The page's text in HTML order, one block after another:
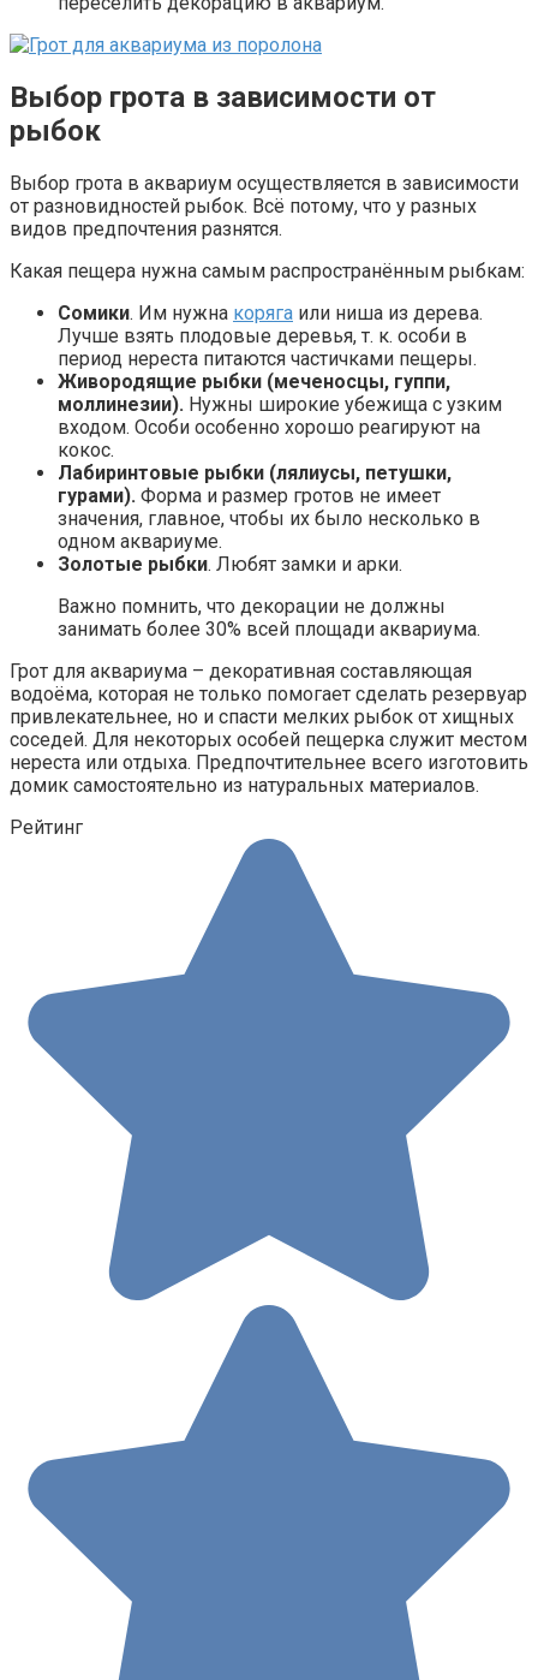
Выбор грота в зависимости от
рыбок
Выбор грота в аквариум осуществляется в зависимости
от разновидностей рыбок. Всё потому, что у разных
видов предпочтения разнятся.
Какая пещера нужна самым распространённым рыбкам:
Сомики. Им нужна коряга или ниша из дерева.
Лучше взять плодовые деревья, т. к. особи в
период нереста питаются частичками пещеры.
Живородящие рыбки (меченосцы, гуппи,
моллинезии). Нужны широкие убежища с узким
входом. Особи особенно хорошо реагируют на
кокос.
Лабиринтовые рыбки (лялиусы, петушки,
гурами). Форма и размер гротов не имеет
значения, главное, чтобы их было несколько в
одном аквариуме.
Золотые рыбки. Любят замки и арки.
Важно помнить, что декорации не должны
занимать более 30% всей площади аквариума.
Грот для аквариума – декоративная составляющая
водоёма, которая не только помогает сделать резервуар
привлекательнее, но и спасти мелких рыбок от хищных
соседей. Для некоторых особей пещерка служит местом
нереста или отдыха. Предпочтительнее всего изготовить
домик самостоятельно из натуральных материалов.
Рейтинг